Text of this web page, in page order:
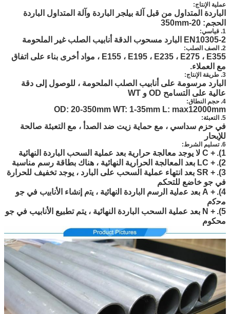
عملية الإنتاج:
الباردة المتداول من قبل آلة بيلجر الباردة وآلة المتداول الباردة
الحجم: 20-350mm
1. قياسي:
EN10305-2 البارد مسحوب الدقة أنابيب الصلب غير الملحومة
2. الصف الصلب:
E155 ، E195 ، E235 ، E275 ، E355 ، مواد أخرى بناء على اتفاق
مع العملاء.
3. طريقة الإنتاج:
البارد مرسومة على أنابيب الصلب الملحومة ، للوصول إلى دقة
عالية على التسامح OD و WT
4. حجم النطاق:
OD: 20-350mm WT: 1-35mm L: max12000mm
5. التعبئة:
في حزم سداسي ، مع حماية زيت ضد الصدأ ، مع التعبئة صالحة
للإبحار
6. تسليم الشرط:
1).
+ C لا يوجد معالجة حرارية بعد عملية السحب الباردة النهائية
2).
+ LC بعد المعالجة الحرارية النهائية ، هناك بطاقة رسم مناسبة
3).
+ SR بعد انتهاء عملية السحب على البارد ، يوجد تخفيف للحرارة
في جو خاضع للتحكم
4).
+ A ﺑﻌد ﻋﻣﻟﯾﺔ اﻟرﺳم اﻟﺑﺎردة اﻟﻧﮭﺎﺋﯾﺔ ، ﯾﺗم إﻧﺷﺎء اﻷﻧﺎﺑﯾب ﻓﻲ ﺟو
ﻣﺣﮐم
5).
+ N بعد عملية السحب الباردة النهائية ، يتم تطبيع الأنابيب في جو
محكوم